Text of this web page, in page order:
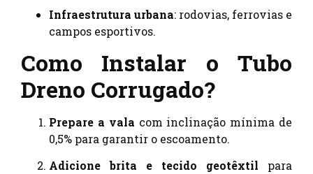
Infraestrutura urbana: rodovias, ferrovias e
campos esportivos.
Como Instalar o Tubo
Dreno Corrugado?
Prepare a vala com inclinação mínima de
0,5% para garantir o escoamento.
Adicione brita e tecido geotêxtil para